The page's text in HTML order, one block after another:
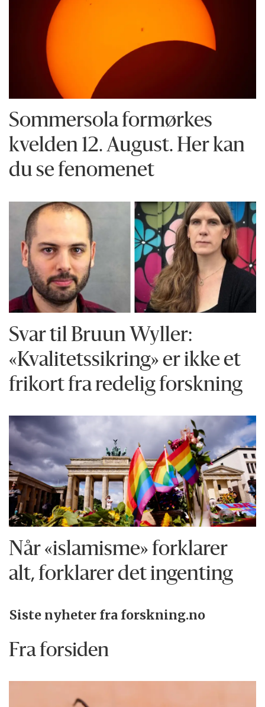
Sommersola formørkes
kvelden 12. August. Her kan
du se fenomenet
Svar til Bruun Wyller:
«Kvalitetssikring» er ikke et
frikort fra redelig forskning
Når «islamisme» forklarer
alt, forklarer det ingenting
Siste nyheter fra forskning.no
Fra forsiden